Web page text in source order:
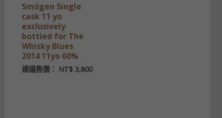
Smögen Single
cask 11 yo
exclusively
bottled for The
Whisky Blues
2014 11yo 60%
建議售價： NT$3,800